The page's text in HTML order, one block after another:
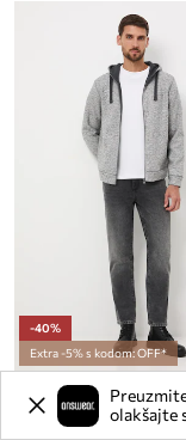
-40%
Extra -5% s kodom: OFF*
Dukserica Medicine
Trenutna cijena:
26,90 €
olakšajte